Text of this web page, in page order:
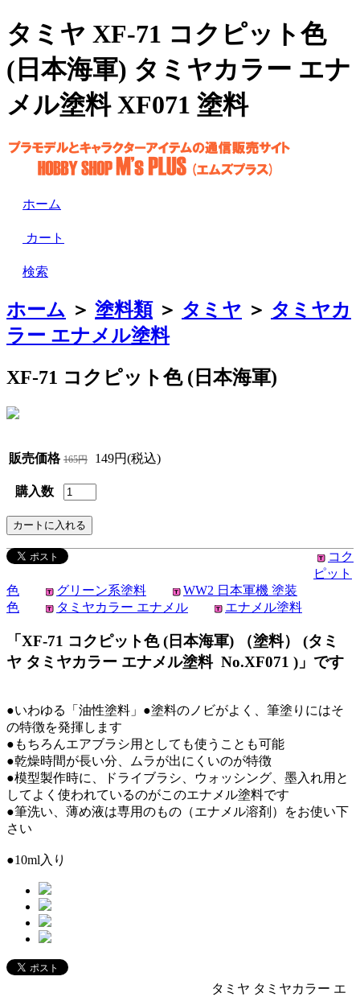
タミヤ XF-71 コクピット色
(日本海軍) タミヤカラー エナ
メル塗料 XF071 塗料
ホーム
カート
検索
ホーム ＞ 塗料類＞ タミヤ ＞ タミヤカ
ラー エナメル塗料
XF-71 コクピット色 (日本海軍)
販売価格 165円 149円(税込)
購入数
コク
ピット
色
グリーン系塗料
WW2 日本軍機 塗装
色
タミヤカラー エナメル エナメル塗料
「XF-71 コクピット色 (日本海軍) （塗料） (タミ
ヤ タミヤカラー エナメル塗料 No.XF071 )」です
●いわゆる「油性塗料」●塗料のノビがよく、筆塗りにはそ
の特徴を発揮します
●もちろんエアブラシ用としても使うことも可能
●乾燥時間が長い分、ムラが出にくいのが特徴
●模型製作時に、ドライブラシ、ウォッシング、墨入れ用と
してよく使われているのがこのエナメル塗料です
●筆洗い、薄め液は専用のもの（エナメル溶剤）をお使い下
さい
●10ml入り
タミヤ タミヤカラー エ